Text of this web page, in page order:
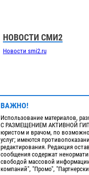
НОВОСТИ СМИ2
Новости smi2.ru
ВАЖНО!
Использование материалов,
С РАЗМЕЩЕНИЕМ АКТИВНОЙ
юристом и врачом, по
услуг; имеются
редактирования. Редакция
сообщения содержат
свободой массовой
компаний", "Промо",